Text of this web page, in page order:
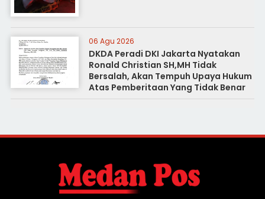
06 Agu 2026
DKDA Peradi DKI Jakarta Nyatakan
Ronald Christian SH,MH Tidak
Bersalah, Akan Tempuh Upaya Hukum
Atas Pemberitaan Yang Tidak Benar